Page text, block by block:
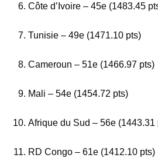
Côte d’Ivoire – 45e (1483.45
Tunisie – 49e (1471.10 pts)
Cameroun – 51e (1466.97 pts)
Mali – 54e (1454.72 pts)
Afrique du Sud – 56e (1443.31
RD Congo – 61e (1412.10 pts)